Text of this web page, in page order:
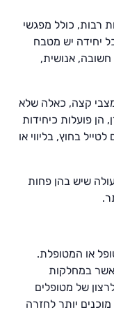
רבות, כולל מפגשי
יחידה יש מטבח
אנושית,
קצה, כאלה שלא
הן פועלות כיחידות
בחוץ, בליווי או
שיש בהן פחות
או המטופלת.
במחלקות
של מטופלים
יותר לחזרה